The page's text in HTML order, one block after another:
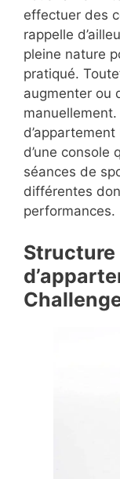
effectuer des
rappelle
pleine nature
pratiqué.
augmenter ou
d’une console
séances de
différentes
performances.
Structure